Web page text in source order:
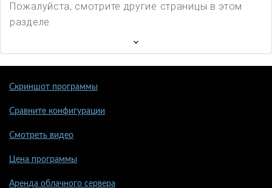
Пожалуйста, смотрите другие страницы в этом
разделе
Скриншот программы
Сравните конфигурации
Смотреть видео
Цена программы
Аренда облачного сервера